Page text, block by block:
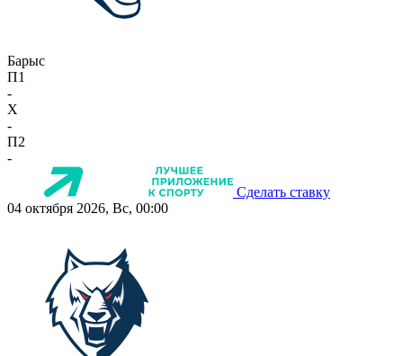
Барыс
П1
-
X
-
П2
-
Сделать ставку
04 октября 2026, Вс, 00:00